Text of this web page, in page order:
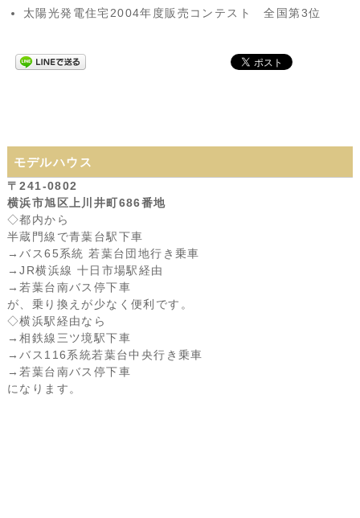
太陽光発電住宅2004年度販売コンテスト 全国第3位
モデルハウス
〒241-0802
横浜市旭区上川井町686番地
◇都内から
半蔵門線で青葉台駅下車
→バス65系統 若葉台団地行き乗車
→JR横浜線 十日市場駅経由
→若葉台南バス停下車
が、乗り換えが少なく便利です。
◇横浜駅経由なら
→相鉄線三ツ境駅下車
→バス116系統若葉台中央行き乗車
→若葉台南バス停下車
になります。